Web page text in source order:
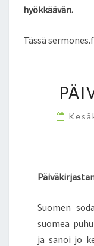
hyökkäävän.
Tässä
Suomen
suomea
ja sanoi jo